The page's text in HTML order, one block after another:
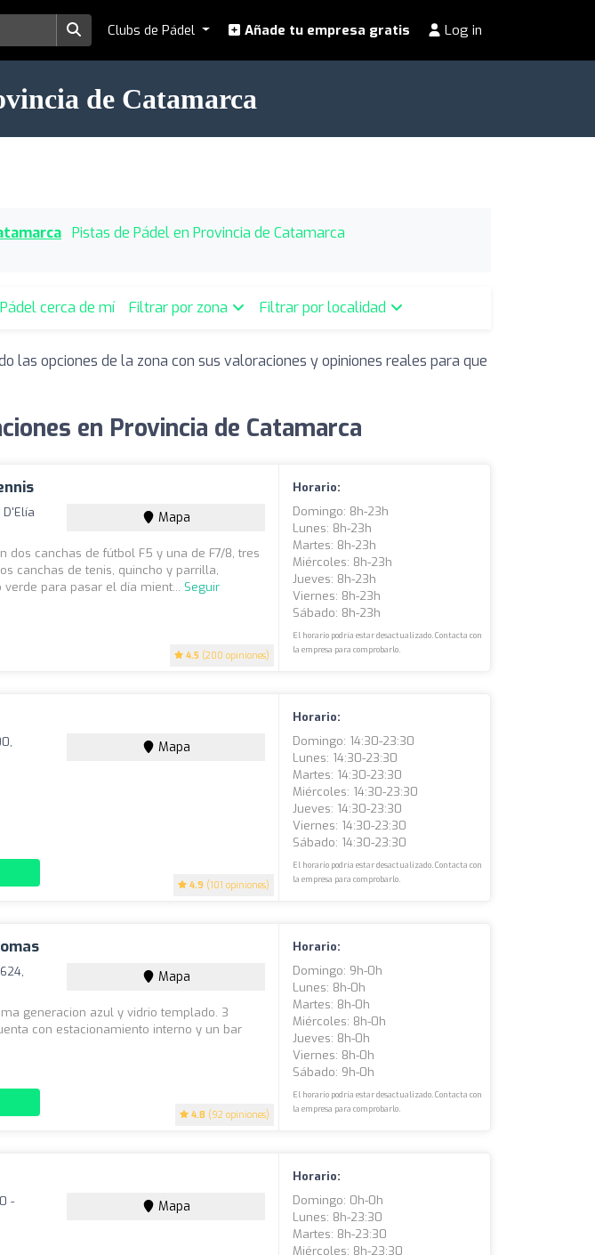
Clubs de Pádel Añade tu empresa gratis Log in
de Catamarca
Pistas de Pádel en Provincia de Catamarca
cerca de mí Filtrar por zona Filtrar por localidad
las opciones de la zona con sus valoraciones y opiniones reales para que
en Provincia de Catamarca
4.5 (200 opiniones)
D'Elía
Mapa
dos canchas de fútbol F5 y una de F7/8, tres
canchas de tenis, quincho y parrilla,
para pasar el día mient... Seguir
Horario:
Domingo: 8h-23h
Lunes: 8h-23h
Martes: 8h-23h
Miércoles: 8h-23h
Jueves: 8h-23h
Viernes: 8h-23h
Sábado: 8h-23h
El horario podría estar desactualizado. Contacta con
la empresa para comprobarlo.
4.9 (101 opiniones)
Mapa
Horario:
Domingo: 14:30-23:30
Lunes: 14:30-23:30
Martes: 14:30-23:30
Miércoles: 14:30-23:30
Jueves: 14:30-23:30
Viernes: 14:30-23:30
Sábado: 14:30-23:30
El horario podría estar desactualizado. Contacta con
la empresa para comprobarlo.
4.8 (92 opiniones)
Mapa
generacion azul y vidrio templado. 3
con estacionamiento interno y un bar
Horario:
Domingo: 9h-0h
Lunes: 8h-0h
Martes: 8h-0h
Miércoles: 8h-0h
Jueves: 8h-0h
Viernes: 8h-0h
Sábado: 9h-0h
El horario podría estar desactualizado. Contacta con
la empresa para comprobarlo.
-
Mapa
Horario:
Domingo: 0h-0h
Lunes: 8h-23:30
Martes: 8h-23:30
Miércoles: 8h-23:30